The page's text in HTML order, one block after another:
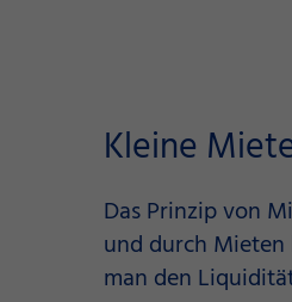
Kleine
Das Prinzip von
und durch
man den